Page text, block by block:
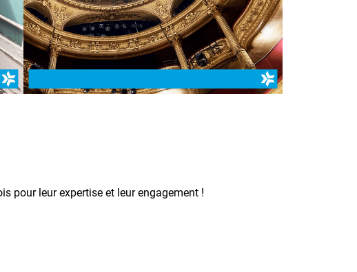
pour leur expertise et leur engagement !